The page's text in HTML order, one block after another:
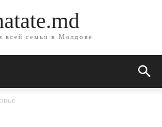
всей семьи в Молдове